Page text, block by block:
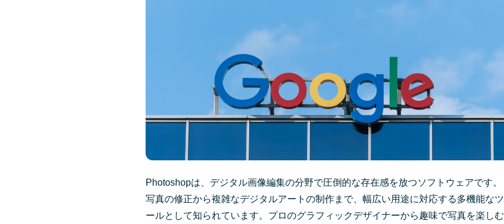
Photoshopは、デジタル画像編集の分野で圧倒的な存在感を放つソフトウェアです。
写真の修正から複雑なデジタルアートの制作まで、幅広い用途に対応する多機能なツ
ールとして知られています。プロのグラフィックデザイナーから趣味で写真を楽しむ